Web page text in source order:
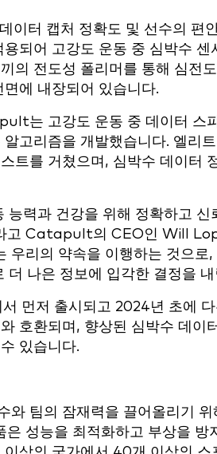
이터 캡처 정확도 및 선수의 편
되어 고강도 운동 중 심박수
의 전도성 폴리머를 통해 심전
에 내장되어 있습니다.
는 고강도 운동 중 데이터 스
고리즘을 개발했습니다. 엘리
트를 거쳤으며, 심박수 데이터
능력과 건강을 위해 정확하고
고 Catapult의 CEO인 Will
우리의 약속을 이행하는 것으
더 나은 정보에 입각한 결정을
먼저 출시되고 2024년 초에
호환되며, 향상된 심박수 데이
있습니다.
와 팀의 잠재력을 끌어올리기
성능을 최적화하고 부상을 방